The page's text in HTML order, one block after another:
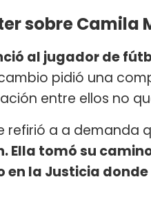
sobre Camila
al jugador de
pidió una
entre ellos no
refirió a a demanda
Ella tomó su
la Justicia